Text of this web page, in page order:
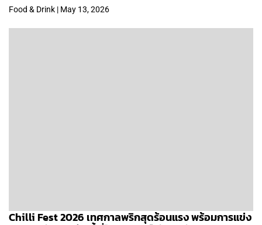
Food & Drink | May 13, 2026
Chilli Fest 2026 เทศกาลพริกสุดร้อนแรง พร้อมการแข่ง